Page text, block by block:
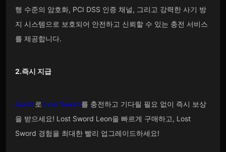
행 수준의 암호화, PCI DSS 인증 채널, 그리고 강력한 사기 방
지 시스템으로 보호되어 안전하고 신뢰할 수 있는 충전 서비스
를 제공합니다.
2.즉시 지급
Kardz로 Lost Sword를 충전하고 기다릴 필요 없이 즉시 보상
을 받으세요! Lost Sword Leon을 빠르게 구매하고, Lost
Sword 경험을 최대한 빨리 업그레이드하세요!